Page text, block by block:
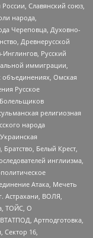
Славянский союз,
народа,
Череповца, Духовно-
Древнерусской
Русский
иммиграции,
объединениях, Омская
Русское
религиозная
народа
Белый Крест,
инглиизма,
Атака, Мечеть
Астрахани, ВОЛЯ,
ТОЙС, О
Артподготовка,
16,